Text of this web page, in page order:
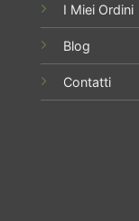
I Miei Ordini
Blog
Contatti